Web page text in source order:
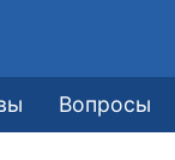
Вопросы